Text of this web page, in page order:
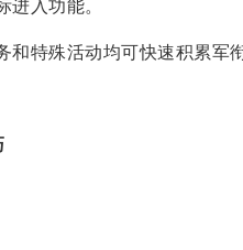
进入功能。
和特殊活动均可快速积累军